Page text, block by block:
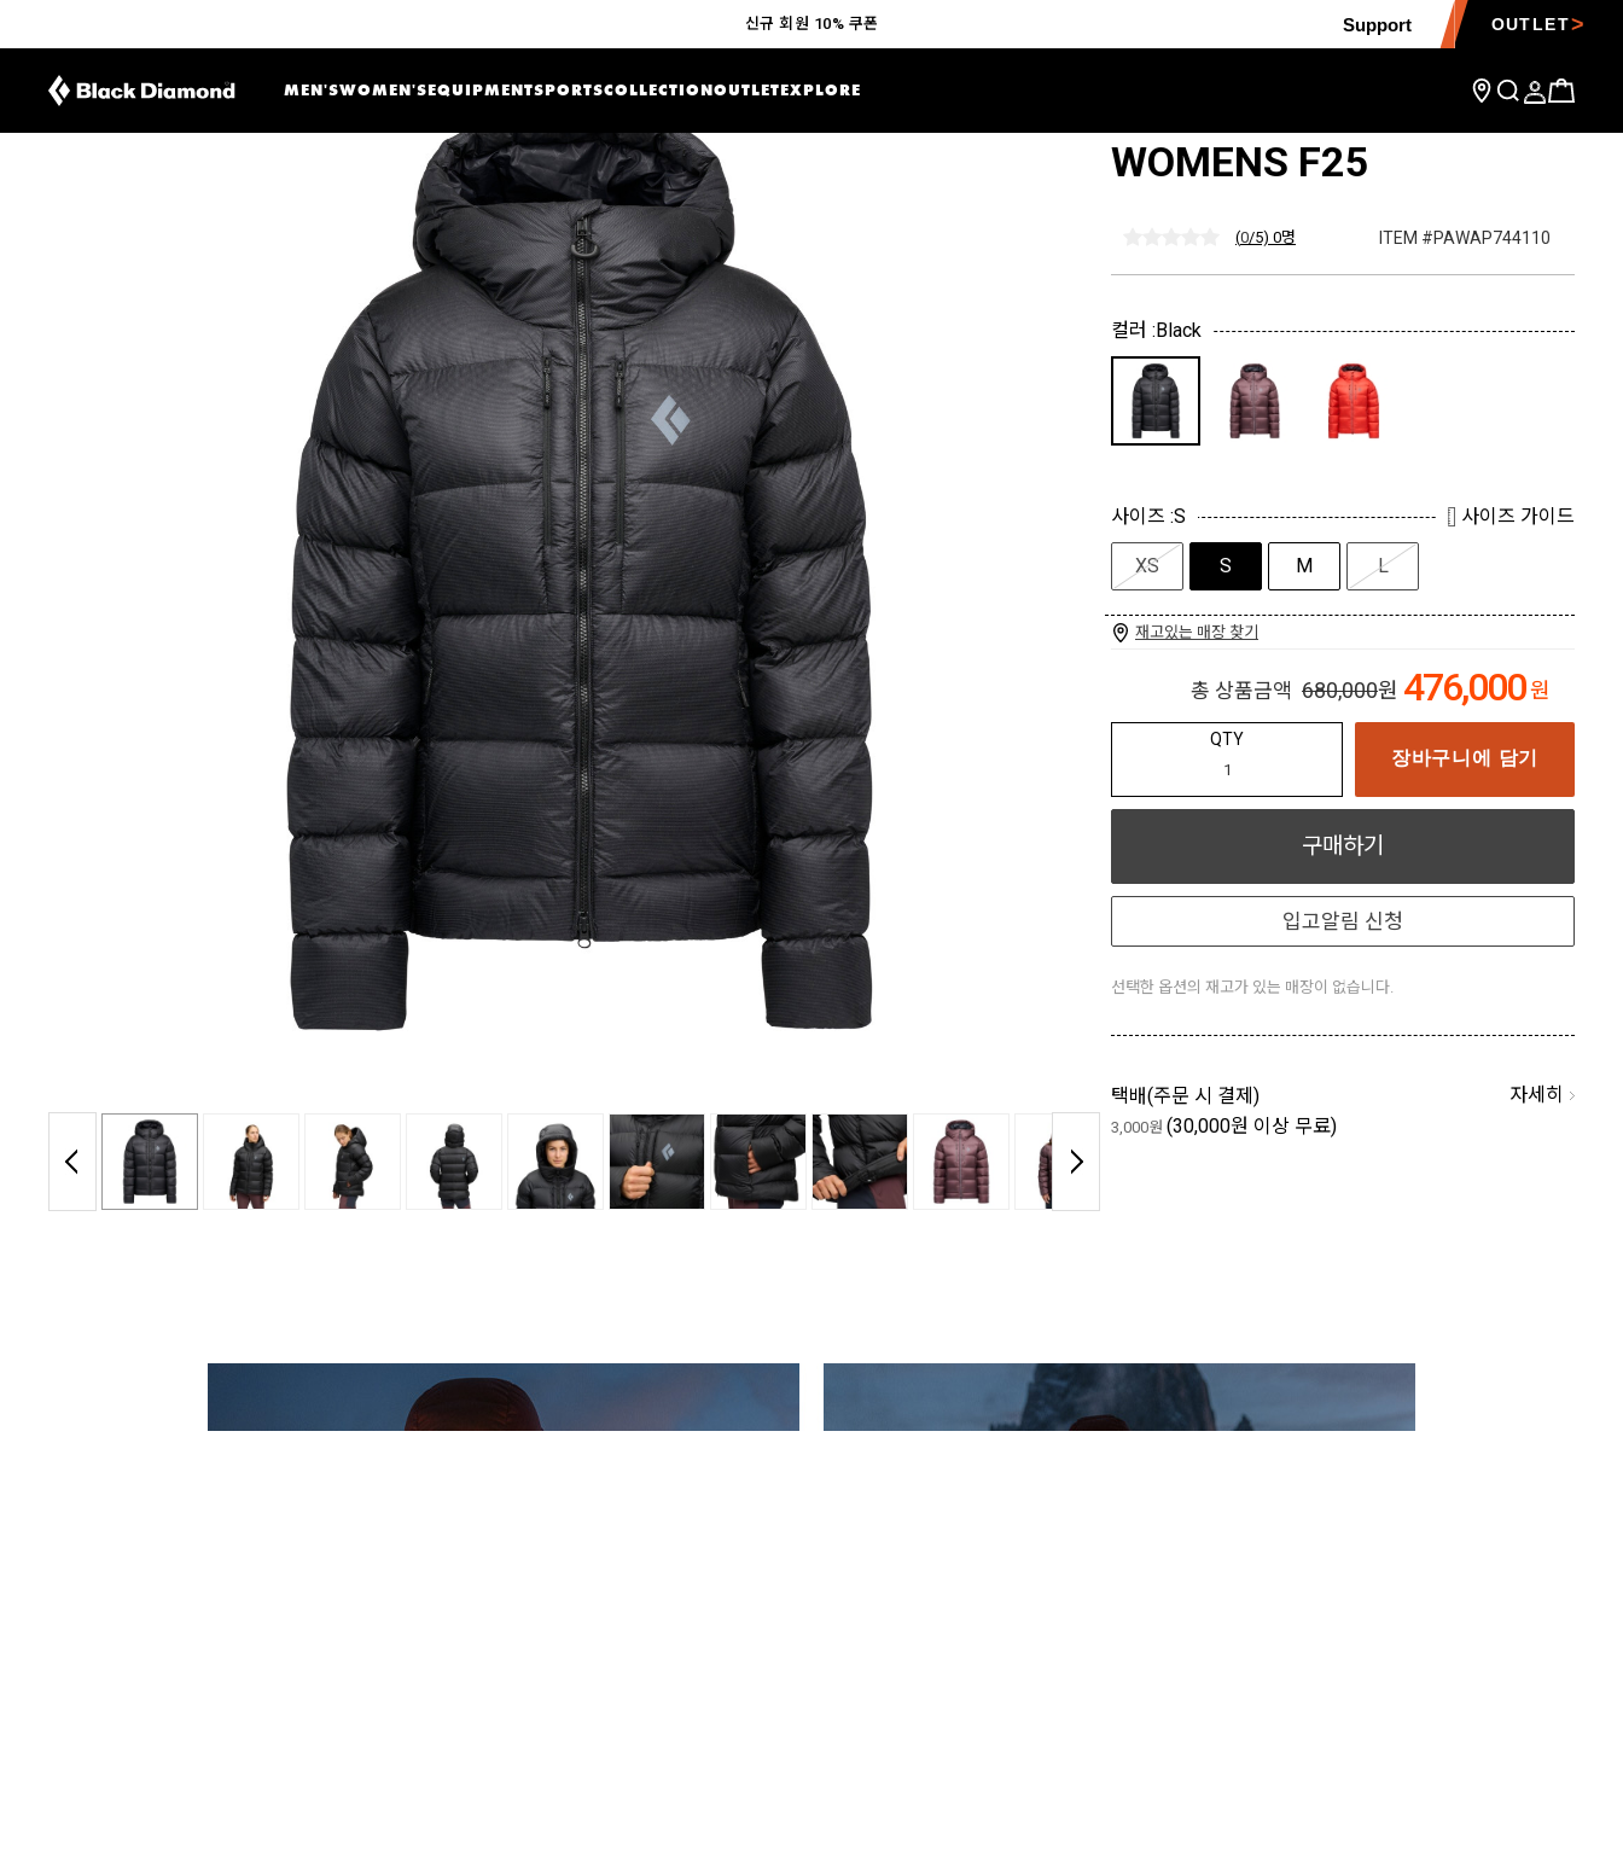
신규 회원 10% 쿠폰 Support OUTLET
MEN'SWOMEN'SEQUIPMENTSPORTSCOLLECTIONOUTLETEXPLORE
미션 다운 4000M 파카
WOMENS F25
(0/5) 0명 ITEM #PAWAP744110
컬러 :Black
사이즈 :S 사이즈 가이드
XS S M L
재고있는 매장 찾기
총 상품금액 680,000원 476,000원
QTY
장바구니에 담기
구매하기
입고알림 신청
선택한 옵션의 재고가 있는 매장이 없습니다.
택배(주문 시 결제 ) 자세히
3,000원 (30,000원 이상 무료)